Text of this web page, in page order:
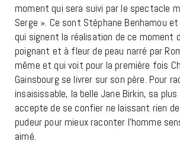
moment qui sera suivi par le spectacle
Serge ». Ce sont Stéphane Benhamou
qui signent la réalisation de ce moment
poignant et à fleur de peau narré par
même et qui voit pour la première fois
Gainsbourg se livrer sur son père. Pour
insaisissable, la belle Jane Birkin, sa
accepte de se confier ne laissant rien
pudeur pour mieux raconter l’homme
aimé.